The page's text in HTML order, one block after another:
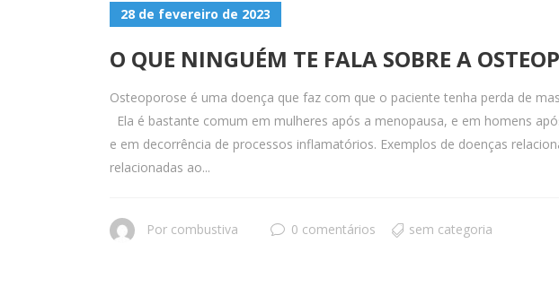
28 de fevereiro de 2023
O QUE NINGUÉM TE FALA SOBRE A
Osteoporose é uma doença que faz com que o paciente tenha perda de
Ela é bastante comum em mulheres após a menopausa, e em homens
e em decorrência de processos inflamatórios. Exemplos de doenças
relacionadas ao...
Por combustiva 0 comentários sem categoria